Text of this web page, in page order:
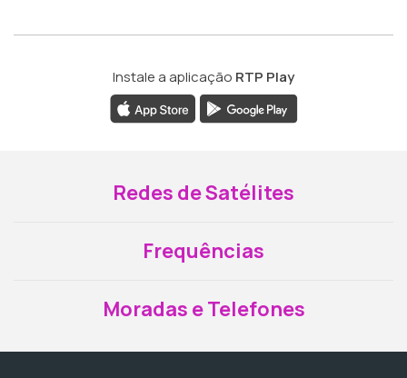
Instale a aplicação RTP Play
Redes de Satélites
Frequências
Moradas e Telefones